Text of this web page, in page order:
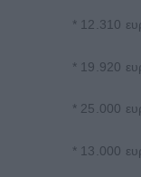
* 12.310
* 19.920
* 25.000
* 13.000